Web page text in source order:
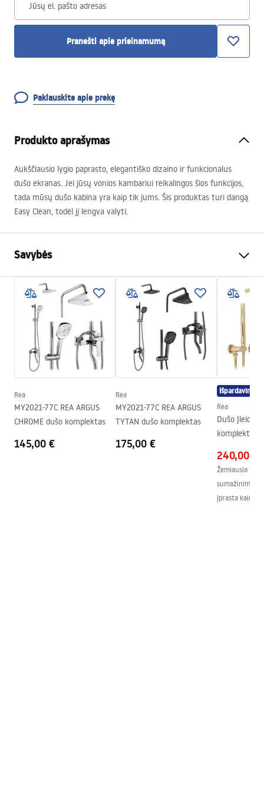
Jūsų el. pašto adresas
Pranešti apie prieinamumą
Paklauskite apie prekę
Produkto aprašymas
Aukščiausio lygio paprasto, elegantiško dizaino ir funkcionalus
dušo ekranas. Jei jūsų vonios kambariui reikalingos šios funkcijos,
tada mūsų dušo kabina yra kaip tik jums. Šis produktas turi dangą
Easy Clean, todėl jį lengva valyti.
Savybės
Dydis (durys x siena)
100
Spalva
Auksas
Kabinos tipas
Walk-in
Stiklo spalva
Transparent 8mm
Seria
Aero
Aukštis (mm)
1950mm
Kabinos kryptis
Garantija
24 mėnesių
Rea
MY2021-77C REA ARGUS
CHROME dušo komplektas
145,00 €
Rea
MY2021-77C REA ARGUS
TYTAN dušo komplektas
175,00 €
Išpardavimas
Rea
Dušo
komplektas
240,00 €
Žemiausia
sumažinimo:
Įprasta kaina